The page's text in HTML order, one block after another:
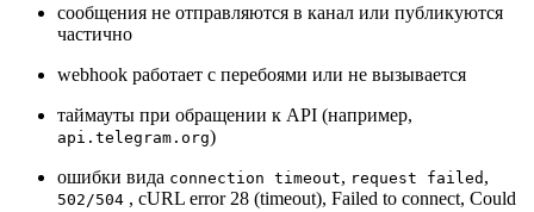
сообщения не отправляются в канал или публикуются
частично
webhook работает с перебоями или не вызывается
таймауты при обращении к API (например,
api.telegram.org)
ошибки вида connection timeout, request failed ,
502/504 , cURL error 28 (timeout), Failed to connect, Could